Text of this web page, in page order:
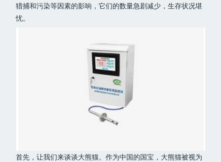
猎捕和污染等因素的影响，它们的数量急剧减少，生存状况堪
忧。
首先，让我们来谈谈大熊猫。作为中国的国宝，大熊猫被视为